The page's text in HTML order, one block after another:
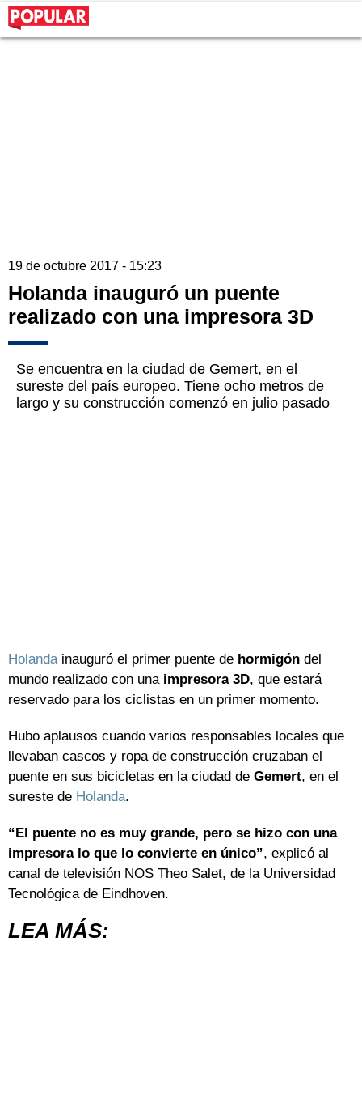
19 de octubre 2017 - 15:23
Holanda inauguró un puente
realizado con una impresora 3D
Se encuentra en la ciudad de Gemert, en el
sureste del país europeo. Tiene ocho metros de
largo y su construcción comenzó en julio pasado
Holandainauguró el primer puente de hormigón del
mundo realizado con una impresora 3D, que estará
reservado para los ciclistas en un primer momento.
Hubo aplausos cuando varios responsables locales que
llevaban cascos y ropa de construcción cruzaban el
puente en sus bicicletas en la ciudad de Gemert, en el
sureste de Holanda.
“El puente no es muy grande, pero se hizo con una
impresora lo que lo convierte en único”, explicó al
canal de televisión NOS Theo Salet, de la Universidad
Tecnológica de Eindhoven.
LEA MÁS: